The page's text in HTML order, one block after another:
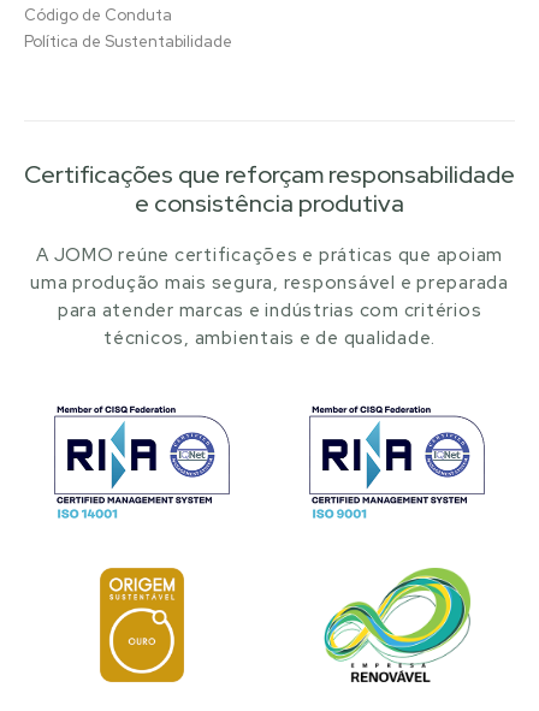
Código de Conduta
Política de Sustentabilidade
Certificações que reforçam responsabilidade
e consistência produtiva
A JOMO reúne certificações e práticas que apoiam
uma produção mais segura, responsável e preparada
para atender marcas e indústrias com critérios
técnicos, ambientais e de qualidade.